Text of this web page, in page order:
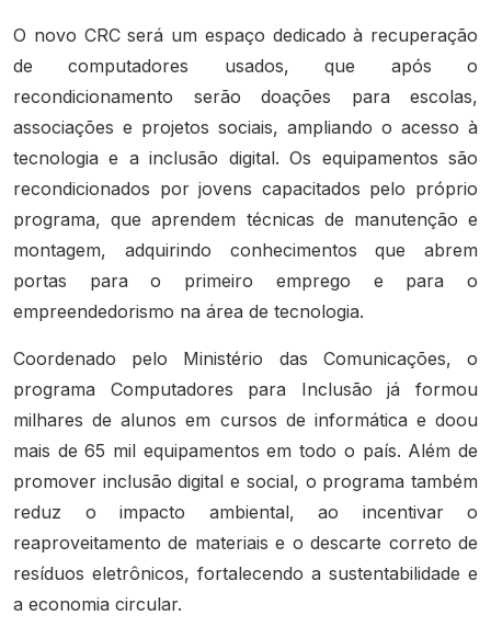
O novo CRC será um espaço dedicado à recuperação
de computadores usados, que após o
recondicionamento serão doações para escolas,
associações e projetos sociais, ampliando o acesso à
tecnologia e a inclusão digital. Os equipamentos são
recondicionados por jovens capacitados pelo próprio
programa, que aprendem técnicas de manutenção e
montagem, adquirindo conhecimentos que abrem
portas para o primeiro emprego e para o
empreendedorismo na área de tecnologia.
Coordenado pelo Ministério das Comunicações, o
programa Computadores para Inclusão já formou
milhares de alunos em cursos de informática e doou
mais de 65 mil equipamentos em todo o país. Além de
promover inclusão digital e social, o programa também
reduz o impacto ambiental, ao incentivar o
reaproveitamento de materiais e o descarte correto de
resíduos eletrônicos, fortalecendo a sustentabilidade e
a economia circular.